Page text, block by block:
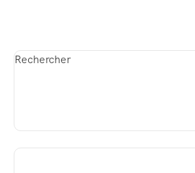
Rechercher